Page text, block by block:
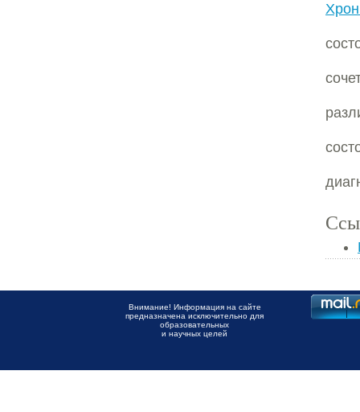
Внимание! Информация на сайте
предназначена исключительно для
образовательных
и научных целей